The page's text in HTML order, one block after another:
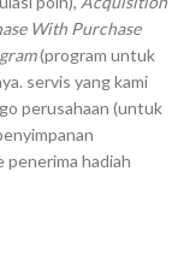
With Purchase
(program untuk
servis yang kami
perusahaan (untuk
penerima hadiah